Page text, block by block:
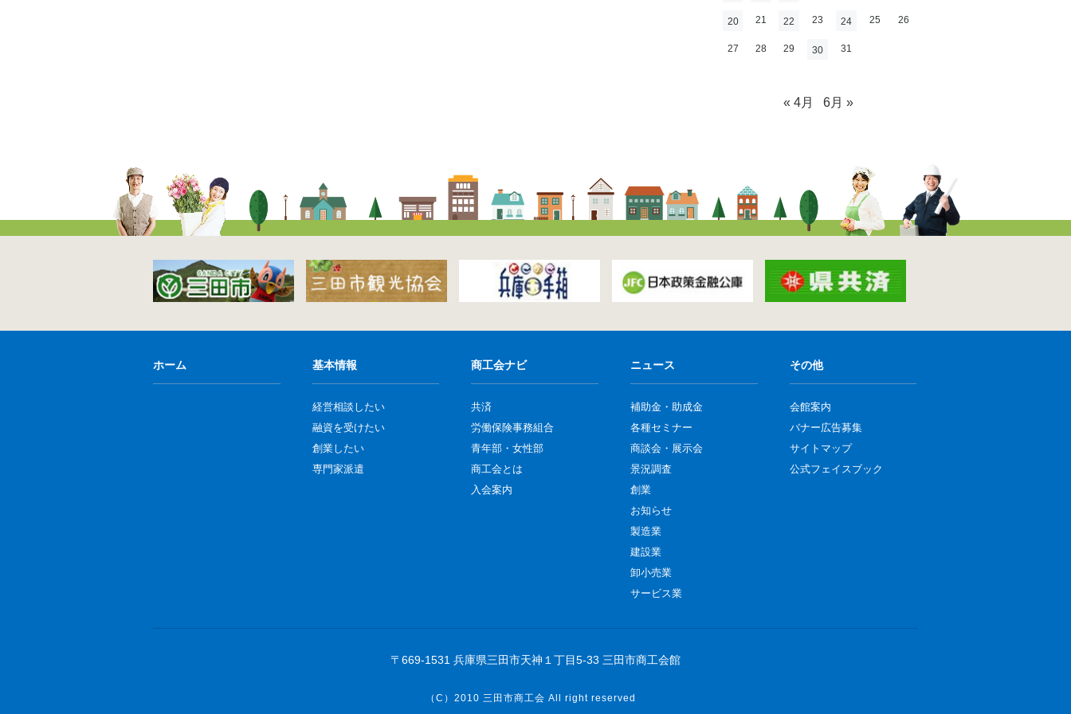
20 21 22 23 24 25 26
27 28 29 30 31
« 4月 6月 »
ホーム 基本情報
経営相談したい
融資を受けたい
創業したい
専門家派遣
商工会ナビ
共済
労働保険事務組合
青年部・女性部
商工会とは
入会案内
ニュース
補助金・助成金
各種セミナー
商談会・展示会
景況調査
創業
お知らせ
製造業
建設業
卸小売業
サービス業
その他
会館案内
バナー広告募集
サイトマップ
公式フェイスブック
〒669-1531 兵庫県三田市天神１丁目5-33 三田市商工会館
（C）2010 三田市商工会 All right reserved